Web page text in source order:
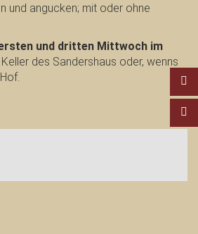
und angucken; mit oder ohne
und dritten Mittwoch im
Keller des Sandershaus oder, wenns